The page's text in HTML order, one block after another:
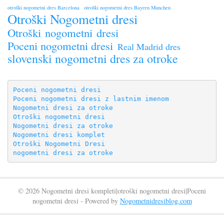
otroški nogometni dres Barcelona otroški nogometni dres Bayern Munchen
Otroški Nogometni dresi
Otroški nogometni dresi
Poceni nogometni dresi Real Madrid dres
slovenski nogometni dres za otroke
Poceni nogometni dresi
Poceni nogometni dresi z lastnim imenom
Nogometni dresi za otroke
Otroški nogometni dresi
Nogometni dresi za otroke
Nogometni dresi komplet
Otroški Nogometni Dresi
nogometni dresi za otroke
© 2026 Nogometni dresi kompleti|otroški nogometni dresi|Poceni
nogometni dresi - Powered by Nogometnidresiblog.com